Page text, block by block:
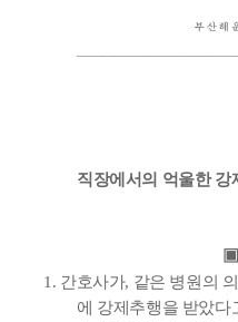
직장에서의 억울한 강
1. 간호사가, 같은 병원의
에 강제추행을 받았다